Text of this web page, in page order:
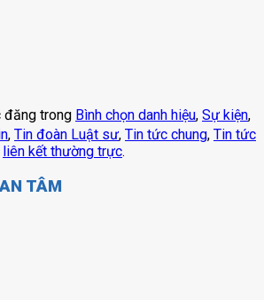
viên
đăng trong Bình chọn danh hiệu, Sự kiện,
, Tin đoàn Luật sư, Tin tức chung, Tin tức
liên kết thường trực.
TÂM